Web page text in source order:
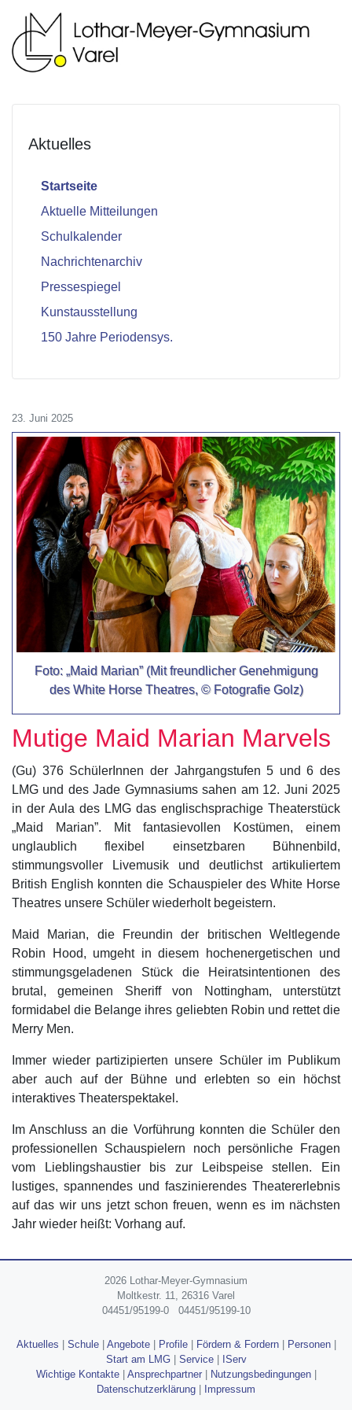
Aktuelles
Startseite
Aktuelle Mitteilungen
Schulkalender
Nachrichtenarchiv
Pressespiegel
Kunstausstellung
150 Jahre Periodensys.
23. Juni 2025
Foto: „Maid Marian” (Mit freundlicher Genehmigung
des White Horse Theatres, © Fotografie Golz)
Mutige Maid Marian Marvels
(Gu) 376 SchülerInnen der Jahrgangstufen 5 und 6 des
LMG und des Jade Gymnasiums sahen am 12. Juni 2025
in der Aula des LMG das englischsprachige Theaterstück
„Maid Marian”. Mit fantasievollen Kostümen, einem
unglaublich flexibel einsetzbaren Bühnenbild,
stimmungsvoller Livemusik und deutlichst artikuliertem
British English konnten die Schauspieler des White Horse
Theatres unsere Schüler wiederholt begeistern.
Maid Marian, die Freundin der britischen Weltlegende
Robin Hood, umgeht in diesem hochenergetischen und
stimmungsgeladenen Stück die Heiratsintentionen des
brutal, gemeinen Sheriff von Nottingham, unterstützt
formidabel die Belange ihres geliebten Robin und rettet die
Merry Men.
Immer wieder partizipierten unsere Schüler im Publikum
aber auch auf der Bühne und erlebten so ein höchst
interaktives Theaterspektakel.
Im Anschluss an die Vorführung konnten die Schüler den
professionellen Schauspielern noch persönliche Fragen
vom Lieblingshaustier bis zur Leibspeise stellen. Ein
lustiges, spannendes und faszinierendes Theatererlebnis
auf das wir uns jetzt schon freuen, wenn es im nächsten
Jahr wieder heißt: Vorhang auf.
2026 Lothar-Meyer-Gymnasium
Moltkestr. 11, 26316 Varel
04451/95199-0
04451/95199-10
Aktuelles Schule| Angebote| Profile| Fördern & Fordern| Personen|
Start am LMG| Service|
IServ
Wichtige Kontakte| Ansprechpartner| Nutzungsbedingungen|
Datenschutzerklärung
Impressum